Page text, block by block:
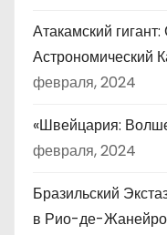
Атакамский
Астрономический
февраля, 2024
«Швейцария:
февраля, 2024
Бразильский
в Рио-де-Жанейро